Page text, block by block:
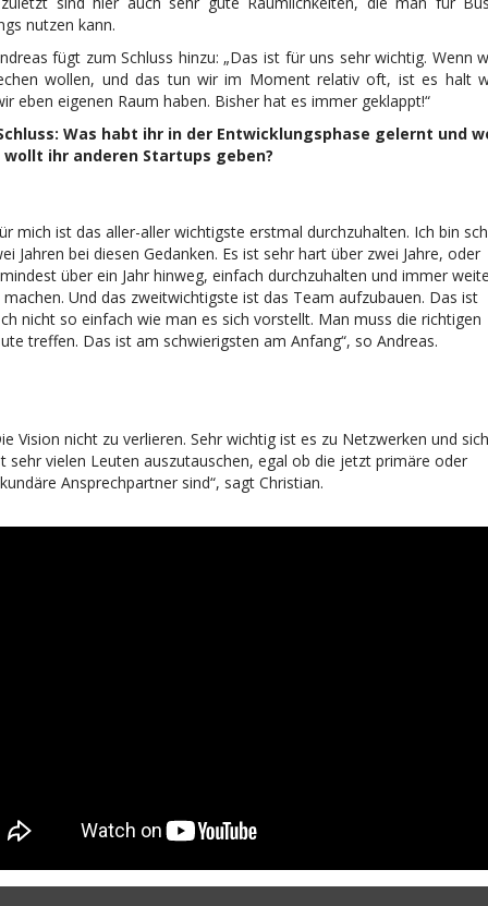
nutzen kann.
fügt zum Schluss hinzu: „Das ist für uns sehr wichtig. Wenn
wollen, und das tun wir im Moment relativ oft, ist es halt
eben eigenen Raum haben. Bisher hat es immer geklappt!“
Was habt ihr in der Entwicklungsphase gelernt und
wollt ihr anderen Startups geben?
mich ist das aller-aller wichtigste erstmal durchzuhalten. Ich bin
Jahren bei diesen Gedanken. Es ist sehr hart über zwei Jahre, oder
über ein Jahr hinweg, einfach durchzuhalten und immer
machen. Und das zweitwichtigste ist das Team aufzubauen. Das ist
nicht so einfach wie man es sich vorstellt. Man muss die richtigen
treffen. Das ist am schwierigsten am Anfang“, so Andreas.
Vision nicht zu verlieren. Sehr wichtig ist es zu Netzwerken und sich
sehr vielen Leuten auszutauschen, egal ob die jetzt primäre oder
Ansprechpartner sind“, sagt Christian.